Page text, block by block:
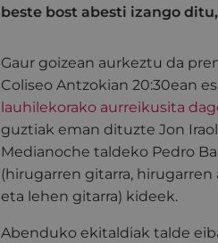
beste bost abesti izango
Gaur goizean aurkeztu da
Coliseo Antzokian 20:30ean
lauhilekorako aurreikusita
guztiak eman dituzte Jon
Medianoche taldeko Pedro
(hirugarren gitarra,
eta lehen gitarra) kideek.
Abenduko ekitaldiak talde